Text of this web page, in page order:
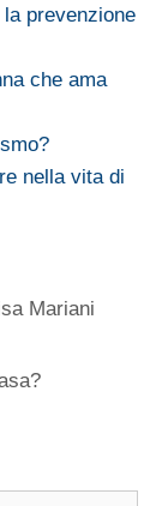
prevenzione
che ama
nella vita di
Mariani